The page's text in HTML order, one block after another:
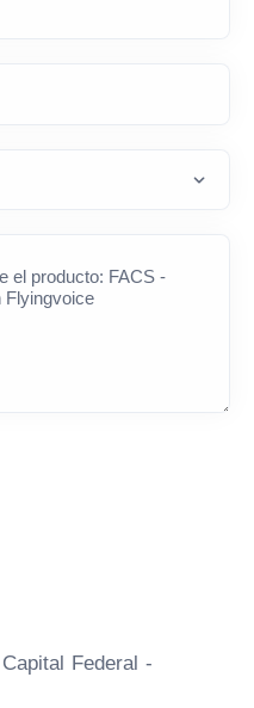
Federal -